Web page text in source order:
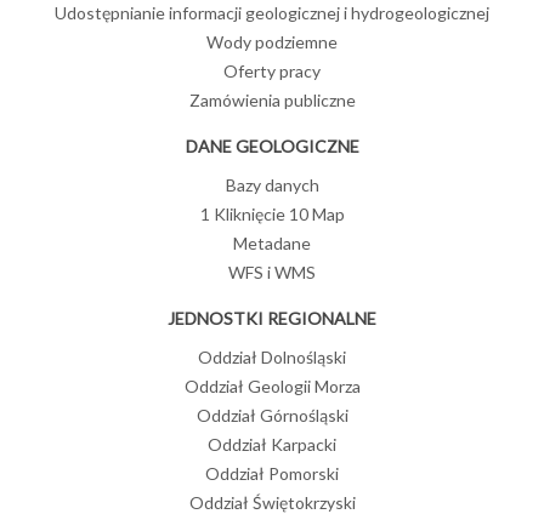
Udostępnianie informacji geologicznej i hydrogeologicznej
Wody podziemne
Oferty pracy
Zamówienia publiczne
DANE GEOLOGICZNE
Bazy danych
1 Kliknięcie 10 Map
Metadane
WFS i WMS
JEDNOSTKI REGIONALNE
Oddział Dolnośląski
Oddział Geologii Morza
Oddział Górnośląski
Oddział Karpacki
Oddział Pomorski
Oddział Świętokrzyski